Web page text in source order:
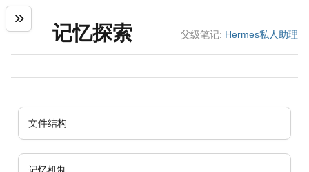
父级笔记: Hermes私人助理
记忆探索
文件结构
记忆机制